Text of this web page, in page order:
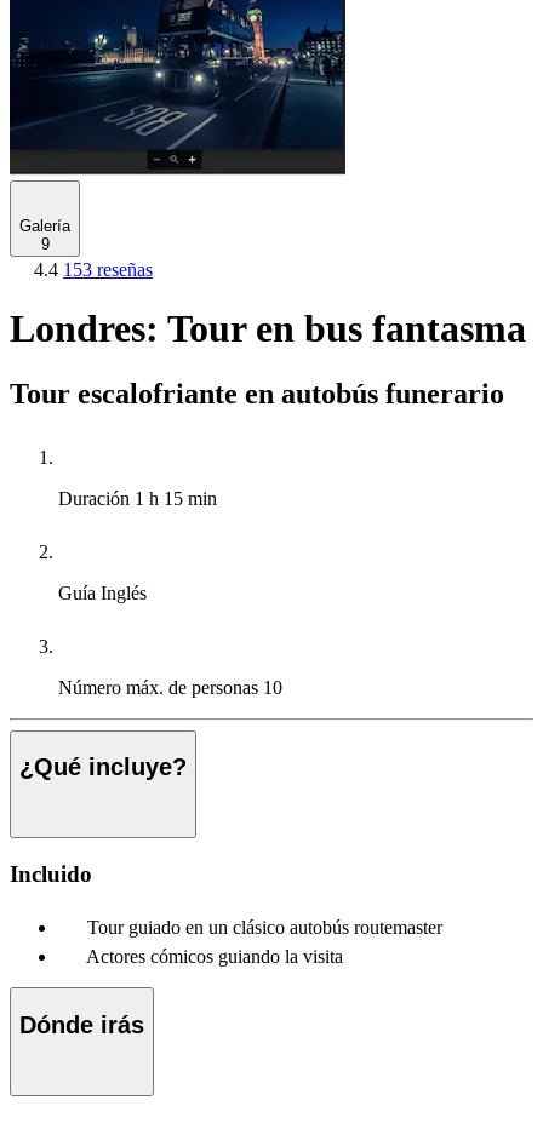
Galería
9
4.4 153 reseñas
Londres: Tour en bus fantasma
Tour escalofriante en autobús funerario
Duración 1 h 15 min
Guía Inglés
Número máx. de personas 10
¿Qué incluye?
Incluido
Tour guiado en un clásico autobús routemaster
Actores cómicos guiando la visita
Dónde irás